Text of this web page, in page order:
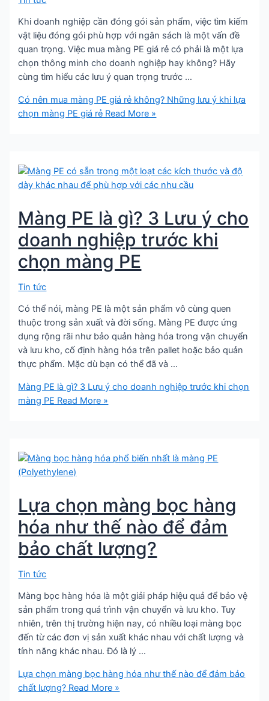
Khi doanh nghiệp cần đóng gói sản phẩm, việc tìm kiếm
vật liệu đóng gói phù hợp với ngân sách là một vấn đề
quan trọng. Việc mua màng PE giá rẻ có phải là một lựa
chọn thông minh cho doanh nghiệp hay không? Hãy
cùng tìm hiểu các lưu ý quan trọng trước …
Có nên mua màng PE giá rẻ không? Những lưu ý khi lựa
chọn màng PE giá rẻ Read More »
Màng PE là gì? 3 Lưu ý cho
doanh nghiệp trước khi
chọn màng PE
Tin tức
Có thể nói, màng PE là một sản phẩm vô cùng quen
thuộc trong sản xuất và đời sống. Màng PE được ứng
dụng rộng rãi như bảo quản hàng hóa trong vận chuyển
và lưu kho, cố định hàng hóa trên pallet hoặc bảo quản
thực phẩm. Mặc dù bạn có thể đã và …
Màng PE là gì? 3 Lưu ý cho doanh nghiệp trước khi chọn
màng PE Read More »
Lựa chọn màng bọc hàng
hóa như thế nào để đảm
bảo chất lượng?
Tin tức
Màng bọc hàng hóa là một giải pháp hiệu quả để bảo vệ
sản phẩm trong quá trình vận chuyển và lưu kho. Tuy
nhiên, trên thị trường hiện nay, có nhiều loại màng bọc
đến từ các đơn vị sản xuất khác nhau với chất lượng và
tính năng khác nhau. Đó là lý …
Lựa chọn màng bọc hàng hóa như thế nào để đảm bảo
chất lượng? Read More »